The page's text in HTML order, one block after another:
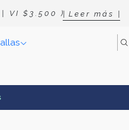
V I $ 3 . 5 0 0 )| L e e r m á s |